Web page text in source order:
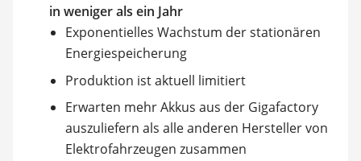
in weniger als ein Jahr
Exponentielles Wachstum der stationären
Energiespeicherung
Produktion ist aktuell limitiert
Erwarten mehr Akkus aus der Gigafactory
auszuliefern als alle anderen Hersteller von
Elektrofahrzeugen zusammen